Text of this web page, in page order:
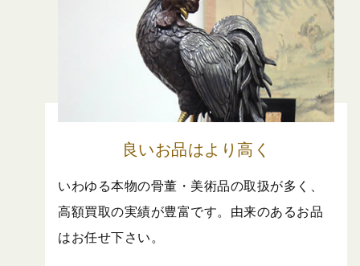
良いお品はより高く
いわゆる本物の骨董・美術品の取扱が多く、
高額買取の実績が豊富です。由来のあるお品
はお任せ下さい。